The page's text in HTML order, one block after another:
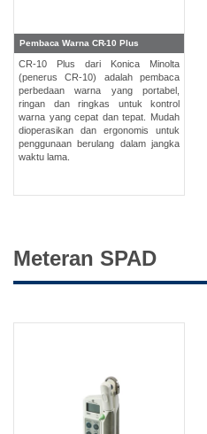
Pembaca Warna CR-10 Plus
CR-10 Plus dari Konica Minolta
(penerus CR-10) adalah pembaca
perbedaan warna yang portabel,
ringan dan ringkas untuk kontrol
warna yang cepat dan tepat. Mudah
dioperasikan dan ergonomis untuk
penggunaan berulang dalam jangka
waktu lama.
Meteran SPAD